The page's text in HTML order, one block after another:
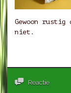
Gewoon
niet.
Reactie